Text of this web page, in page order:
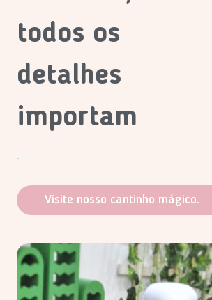
todos os
detalhes
importam
.
Visite nosso cantinho mágico.